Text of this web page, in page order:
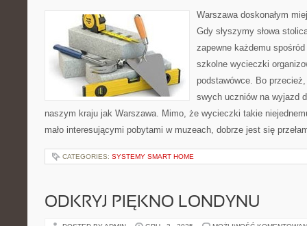
Warszawa doskonałym
Gdy słyszymy słowa
zapewne każdemu
szkolne wycieczki
podstawówce. Bo
swych uczniów na wyjazd
naszym kraju jak Warszawa. Mimo, że wycieczki takie
mało interesującymi pobytami w muzeach, dobrze jest się
CATEGORIES: SYSTEMY SMART HOME
ODKRYJ PIĘKNO LONDYNU